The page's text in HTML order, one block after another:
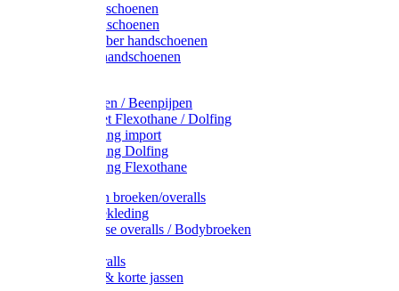
Latex handschoenen
Leren handschoenen
PVC / Rubber handschoenen
Katoenen handschoenen
Plukmouwen / Beenpijpen
Reparatieset Flexothane / Dolfing
Regenkleding import
Regenkleding Dolfing
Regenkleding Flexothane
Toebehoren broeken/overalls
Signalisatiekleding
Amerikaanse overalls / Bodybroeken
Kinderoveralls
Stofjassen & korte jassen